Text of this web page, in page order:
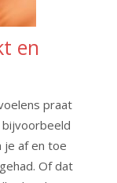
en
praat
je af en toe
Of dat